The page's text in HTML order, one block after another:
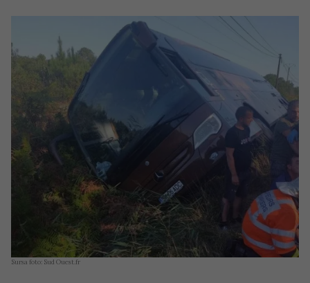
Sursa foto: Sud Ouest.fr